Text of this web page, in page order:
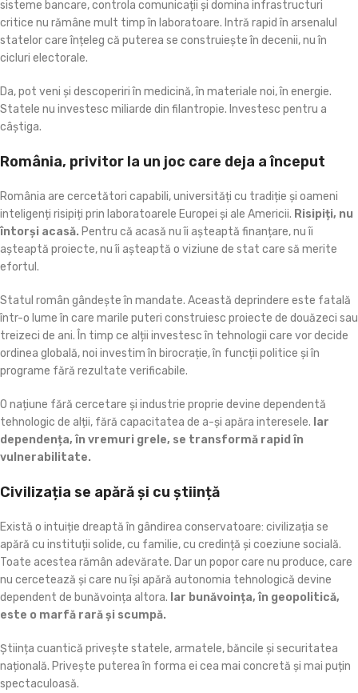
sisteme bancare, controla comunicații și domina infrastructuri
critice nu rămâne mult timp în laboratoare. Intră rapid în arsenalul
statelor care înțeleg că puterea se construiește în decenii, nu în
cicluri electorale.
Da, pot veni și descoperiri în medicină, în materiale noi, în energie.
Statele nu investesc miliarde din filantropie. Investesc pentru a
câștiga.
România, privitor la un joc care deja a început
România are cercetători capabili, universități cu tradiție și oameni
inteligenți risipiți prin laboratoarele Europei și ale Americii. Risipiți, nu
întorși acasă. Pentru că acasă nu îi așteaptă finanțare, nu îi
așteaptă proiecte, nu îi așteaptă o viziune de stat care să merite
efortul.
Statul român gândește în mandate. Această deprindere este fatală
într-o lume în care marile puteri construiesc proiecte de douăzeci sau
treizeci de ani. În timp ce alții investesc în tehnologii care vor decide
ordinea globală, noi investim în birocrație, în funcții politice și în
programe fără rezultate verificabile.
O națiune fără cercetare și industrie proprie devine dependentă
tehnologic de alții, fără capacitatea de a-și apăra interesele. Iar
dependența, în vremuri grele, se transformă rapid în
vulnerabilitate.
Civilizația se apără și cu știință
Există o intuiție dreaptă în gândirea conservatoare: civilizația se
apără cu instituții solide, cu familie, cu credință și coeziune socială.
Toate acestea rămân adevărate. Dar un popor care nu produce, care
nu cercetează și care nu își apără autonomia tehnologică devine
dependent de bunăvoința altora. Iar bunăvoința, în geopolitică,
este o marfă rară și scumpă.
Știința cuantică privește statele, armatele, băncile și securitatea
națională. Privește puterea în forma ei cea mai concretă și mai puțin
spectaculoasă.